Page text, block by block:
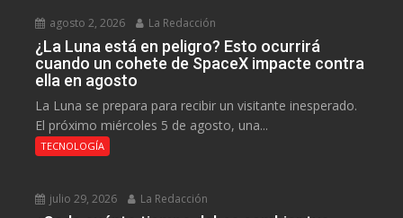
agosto 2, 2026 La Redacción
¿La Luna está en peligro? Esto ocurrirá
cuando un cohete de SpaceX impacte contra
ella en agosto
La Luna se prepara para recibir un visitante inesperado.
El próximo miércoles 5 de agosto, una...
TECNOLOGÍA
julio 29, 2026 La Redacción